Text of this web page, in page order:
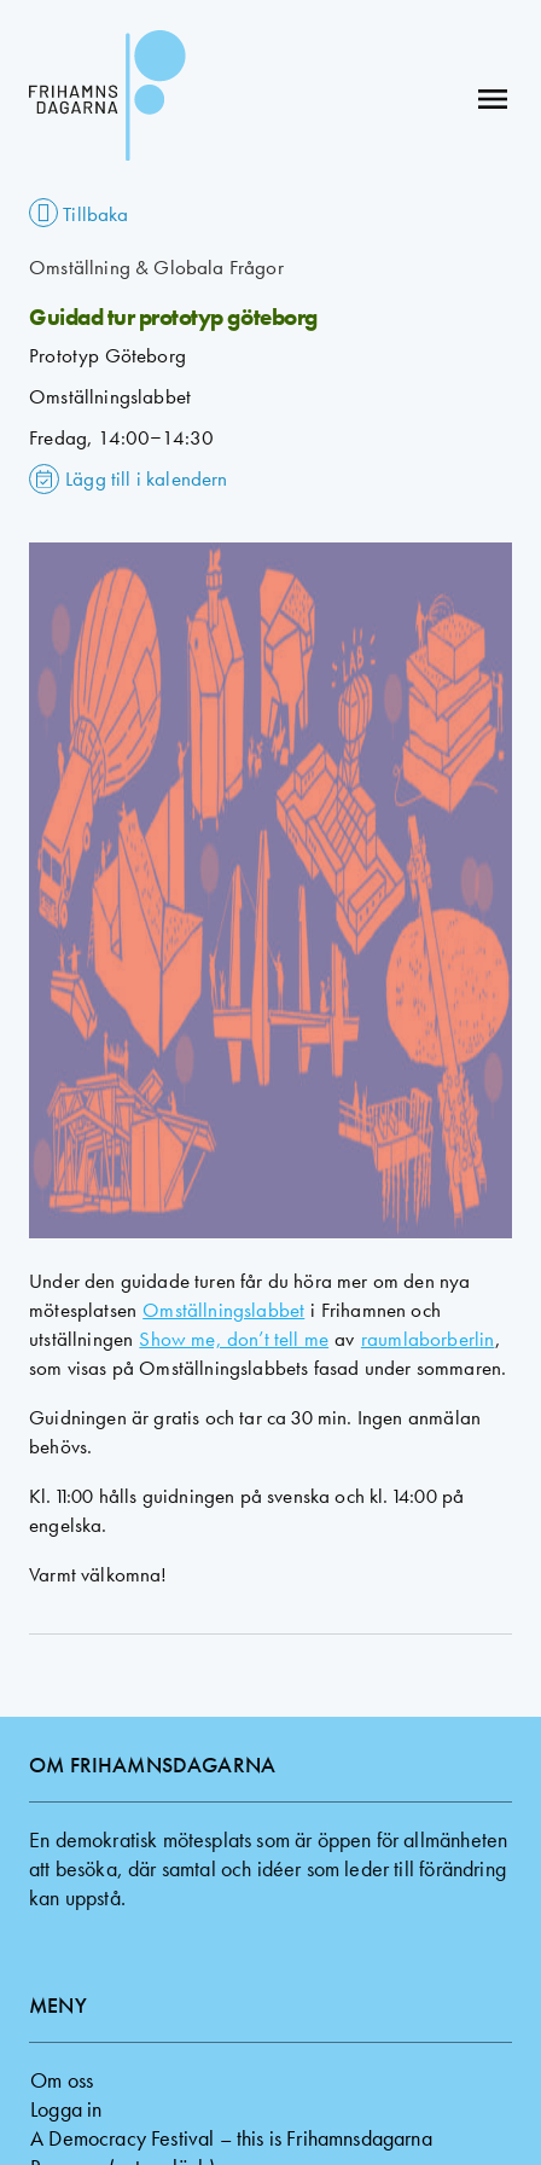
menu
Tillbaka
Omställning & Globala Frågor
Guidad tur prototyp göteborg
Prototyp Göteborg
Omställningslabbet
Fredag, 14:00–14:30
Lägg till i kalendern
Under den guidade turen får du höra mer om den nya
mötesplatsen Omställningslabbet i Frihamnen och
utställningen Show me, don’t tell me av raumlaborberlin,
som visas på Omställningslabbets fasad under sommaren.
Guidningen är gratis och tar ca 30 min. Ingen anmälan
behövs.
Kl. 11:00 hålls guidningen på svenska och kl. 14:00 på
engelska.
Varmt välkomna!
OM FRIHAMNSDAGARNA
En demokratisk mötesplats som är öppen för allmänheten
att besöka, där samtal och idéer som leder till förändring
kan uppstå.
MENY
Om oss
Logga in
A Democracy Festival – this is Frihamnsdagarna